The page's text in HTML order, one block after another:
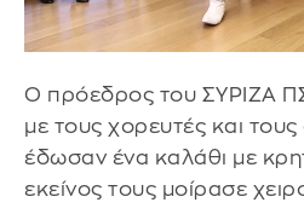
Ο πρόεδρος του ΣΥΡΙΖΑ
με τους χορευτές και
έδωσαν ένα καλάθι με
εκείνος τους μοίρασε